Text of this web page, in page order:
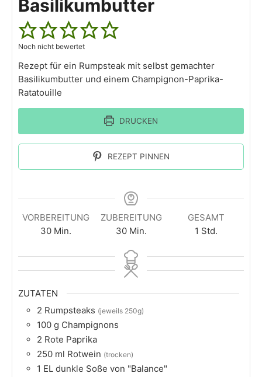
Basilikumbutter
Noch nicht bewertet
Rezept für ein Rumpsteak mit selbst gemachter
Basilikumbutter und einem Champignon-Paprika-
Ratatouille
DRUCKEN
REZEPT PINNEN
VORBEREITUNG
30 Min.
ZUBEREITUNG
30 Min.
GESAMT
1 Std.
ZUTATEN
2 Rumpsteaks (jeweils 250g)
100 g Champignons
2 Rote Paprika
250 ml Rotwein (trocken)
1 EL dunkle Soße von "Balance"